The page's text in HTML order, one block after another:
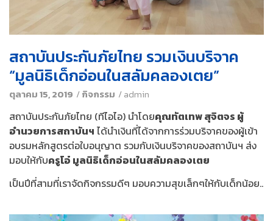
สถาบันประกันภัยไทย รวมเงินบริจาค
“มูลนิธิเด็กอ่อนในสลัมคลองเตย”
ตุลาคม 15, 2019 /กิจกรรม /admin
สถาบันประกันภัยไทย (ทีไอไอ) นำโดยคุณทัตเทพ สุจิตจร ผู้
อำนวยการสถาบันฯ ได้นำเงินที่ได้จากการร่วมบริจาคของผู้เข้า
อบรมหลักสูตรต่อใบอนุญาต รวมกับเงินบริจาคของสถาบันฯ ส่ง
มอบให้กับครูโอ๋ มูลนิธิเด็กอ่อนในสลัมคลองเตย
เป็นปีที่สามที่เราจัดกิจกรรมดีๆ มอบความสุขเล็กๆให้กับเด็กน้อย..